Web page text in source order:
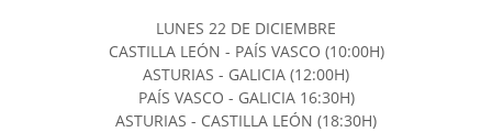
LUNES 22 DE DICIEMBRE
CASTILLA LEÓN - PAÍS VASCO (10:00H)
ASTURIAS - GALICIA (12:00H)
PAÍS VASCO - GALICIA 16:30H)
ASTURIAS - CASTILLA LEÓN (18:30H)